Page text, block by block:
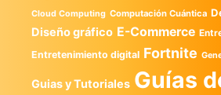
Cloud Computing Computación Cuántica
Diseño gráfico E-Commerce
Entretenimiento digital Fortnite
Guias y Tutoriales Guías